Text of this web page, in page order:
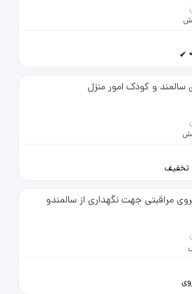
**** ایمن یاوران امیـد ***** ✔
تضمینی
های
سالمند و کودک امور منزل
راستــی « 30 % تخفیف
22890694 شریعتی 88020561 مرکــزمراقبتی جهت نگهداری از سالمندو